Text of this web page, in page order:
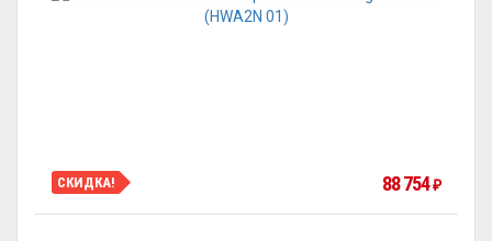
СКИДКА! 88 754 ₽